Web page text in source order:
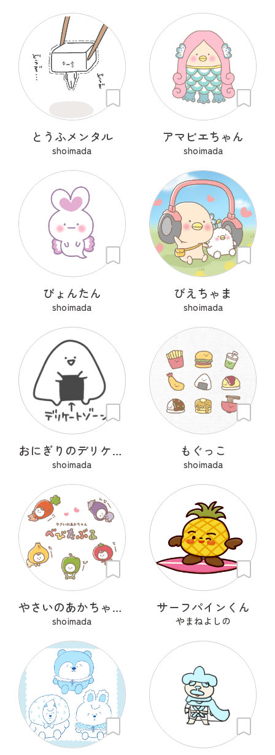
とうふメンタル
shoimada
アマビエちゃん
shoimada
ぴょんたん
shoimada
びえちゃま
shoimada
おにぎりのデリケートゾーン
shoimada
もぐっこ
shoimada
やさいのあかちゃん べびたぶる
shoimada
サーフパインくん
やまねよしの